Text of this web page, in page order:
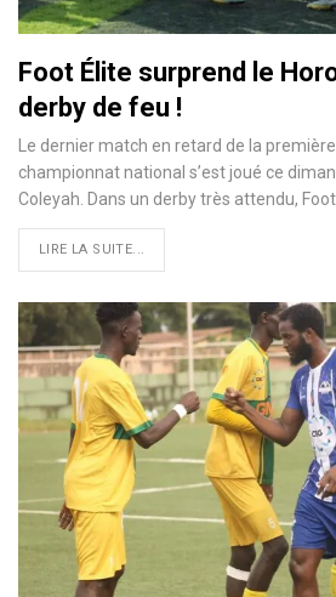
Foot Élite surprend le
derby de feu !
Le dernier match en retard de la
championnat national s’est joué ce
Coleyah. Dans un derby très attendu,
LIRE LA SUITE...